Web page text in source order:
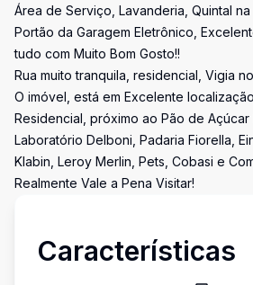
Área de Serviço, Lavanderia, Quintal
Portão da Garagem Eletrônico,
tudo com Muito Bom Gosto!!
Rua muito tranquila, residencial, Vigia
O imóvel, está em Excelente
Residencial, próximo ao Pão de Açúcar
Laboratório Delboni, Padaria Fiorella,
Klabin, Leroy Merlin, Pets, Cobasi e
Realmente Vale a Pena Visitar!
Características